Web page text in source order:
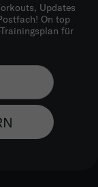
Updates
On top
für